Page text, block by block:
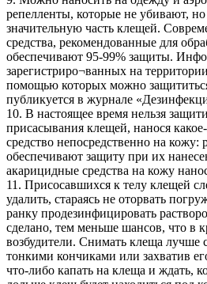
репелленты, которые не убивают,
значительную часть клещей.
средства, рекомендованные для
обеспечивают 95-99% защиты.
зарегистриро¬ванных на
помощью которых можно
публикуется в журнале
10. В настоящее время нельзя
присасывания клещей, нанося
средство непосредственно на кожу:
обеспечивают защиту при их
акарицидные средства на кожу
11. Присосавшихся к телу клещей
удалить, стараясь не оторвать
ранку продезинфицировать
сделано, тем меньше шансов, что в
возбудители. Снимать клеща
тонкими кончиками или захватив
что-либо капать на клеща и ждать,